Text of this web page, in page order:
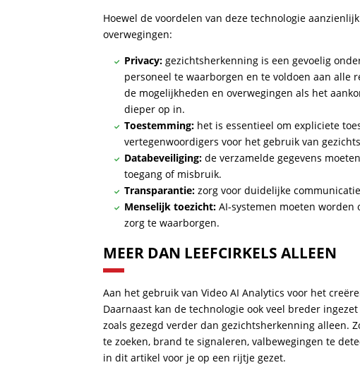
Hoewel de voordelen van deze technologie
overwegingen:
Privacy: gezichtsherkenning is een gevoelig
personeel te waarborgen en te voldoen aan alle
de mogelijkheden en overwegingen als het
dieper op in.
Toestemming: het is essentieel om expliciete
vertegenwoordigers voor het gebruik van
Databeveiliging:de verzamelde gegevens
toegang of misbruik.
Transparantie:zorg voor duidelijke
Menselijk toezicht:AI-systemen moeten
zorg te waarborgen.
MEER DAN LEEFCIRKELS ALLEEN
Aan het gebruik van Video AI Analytics voor het
Daarnaast kan de technologie ook veel breder
zoals gezegd verder dan gezichtsherkenning alleen.
te zoeken, brand te signaleren, valbewegingen te
in dit artikel voor je op een rijtje gezet.